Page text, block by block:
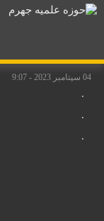
04 سپتامبر 2023 - 9:07
.
.
.